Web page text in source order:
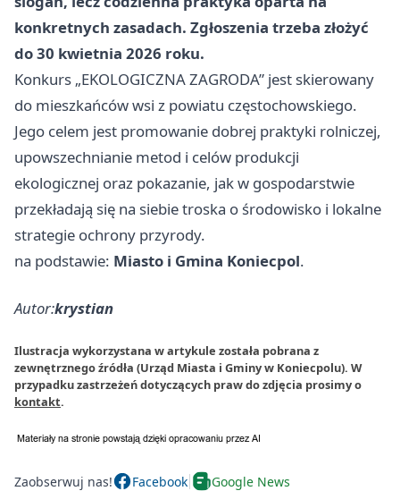
konkretnych zasadach. Zgłoszenia trzeba złożyć
do 30 kwietnia 2026 roku.
Konkurs „EKOLOGICZNA ZAGRODA” jest skierowany
do mieszkańców wsi z powiatu częstochowskiego.
Jego celem jest promowanie dobrej praktyki rolniczej,
upowszechnianie metod i celów produkcji
ekologicznej oraz pokazanie, jak w gospodarstwie
przekładają się na siebie troska o środowisko i lokalne
strategie ochrony przyrody.
na podstawie: Miasto i Gmina Koniecpol.
Autor:krystian
Ilustracja wykorzystana w artykule została pobrana z
zewnętrznego źródła (Urząd Miasta i Gminy w Koniecpolu). W
przypadku zastrzeżeń dotyczących praw do zdjęcia prosimy o
kontakt.
Zaobserwuj nas! Facebook Google News